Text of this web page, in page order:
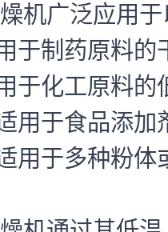
机广泛应用
于制药原料的
于化工原料的
用于食品添加
用于多种粉体